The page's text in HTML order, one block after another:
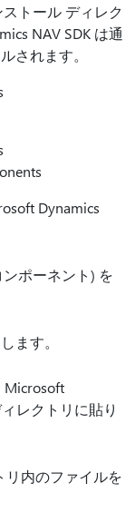
トール ディレク
NAV SDK は通
されます。
Dynamics
ポーネント) を
ます。
Microsoft
レクトリに貼り
内のファイルを